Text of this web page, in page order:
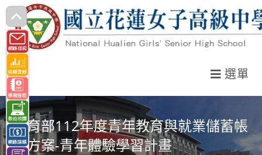
跳
轉
至
主
要
內
容
選單
教育部112年度青年教育與就業儲蓄帳
戶方案-青年體驗學習計畫